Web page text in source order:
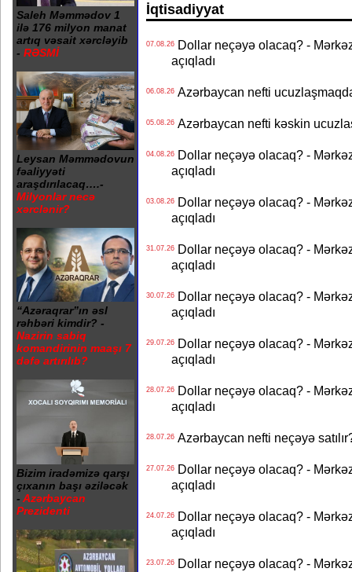
Saleh Məmmədov 1
ilə 176 milyon manat
artıq vəsait xərcləyib
- RƏSMİ
Leysan Məmmədovun
fəaliyyəti
araşdırılacaq….-
Milyonlar necə
xərclənir?
“Azəraqrar”ın əsl
rəhbəri kimdir? -
Nazirin sabiq
komandirinin maaşı 7
dəfə artırılıb?
Bizim iradəmizə qarşı
çıxanın başı əziləcək
- Azərbaycan
Prezidenti
İqtisadiyyat
07.08.26Dollar neçəyə olacaq? -
açıqladı
06.08.26Azərbaycan nefti
05.08.26Azərbaycan nefti kəskin
04.08.26Dollar neçəyə olacaq? -
açıqladı
03.08.26Dollar neçəyə olacaq? -
açıqladı
31.07.26Dollar neçəyə olacaq? -
açıqladı
30.07.26Dollar neçəyə olacaq? -
açıqladı
29.07.26Dollar neçəyə olacaq? -
açıqladı
28.07.26Dollar neçəyə olacaq? -
açıqladı
28.07.26Azərbaycan nefti neçəyə
27.07.26Dollar neçəyə olacaq? -
açıqladı
24.07.26Dollar neçəyə olacaq? -
açıqladı
23.07.26Dollar neçəyə olacaq? -